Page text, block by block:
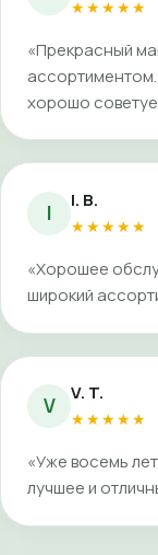
★★★★★
«Прекрасный
хорошо
I I. B.
★★★★★
«Хорошее
широкий
V V. T.
★★★★★
«Уже восемь
лучшее и